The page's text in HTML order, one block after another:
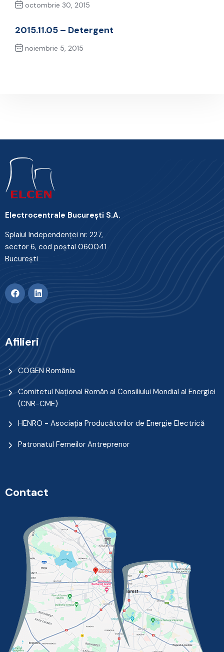
octombrie 30, 2015
2015.11.05 – Detergent
noiembrie 5, 2015
Electrocentrale Bucureşti S.A.
Splaiul Independenţei nr. 227,
sector 6, cod poştal 060041
Bucureşti
Afilieri
COGEN România
Comitetul Naţional Român al Consiliului Mondial al Energiei
(CNR-CME)
HENRO - Asociația Producătorilor de Energie Electrică
Patronatul Femeilor Antreprenor
Contact